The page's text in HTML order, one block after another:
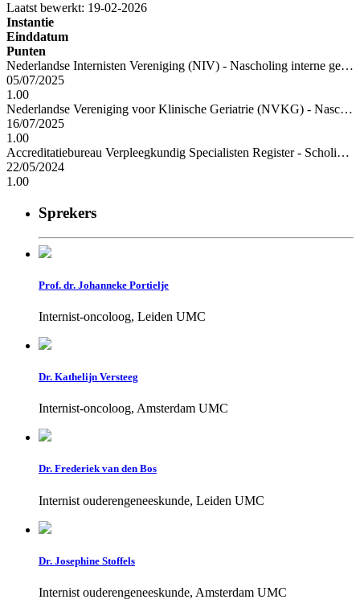
Laatst bewerkt: 19-02-2026
Instantie
Einddatum
Punten
Nederlandse Internisten Vereniging (NIV) - Nascholing interne geneeskunde
05/07/2025
1.00
Nederlandse Vereniging voor Klinische Geriatrie (NVKG) - Nascholing geriatrie
16/07/2025
1.00
Accreditatiebureau Verpleegkundig Specialisten Register - Scholing verpleegkundig specialisten
22/05/2024
1.00
Sprekers
Prof. dr. Johanneke Portielje
Internist-oncoloog, Leiden UMC
Dr. Kathelijn Versteeg
Internist-oncoloog, Amsterdam UMC
Dr. Frederiek van den Bos
Internist ouderengeneeskunde, Leiden UMC
Dr. Josephine Stoffels
Internist ouderengeneeskunde, Amsterdam UMC